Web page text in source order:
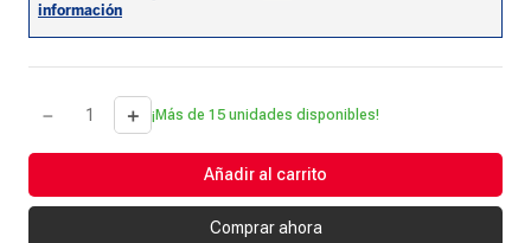
＋
－ ¡Más de 15 unidades disponibles!
Añadir al carrito
Comprar ahora